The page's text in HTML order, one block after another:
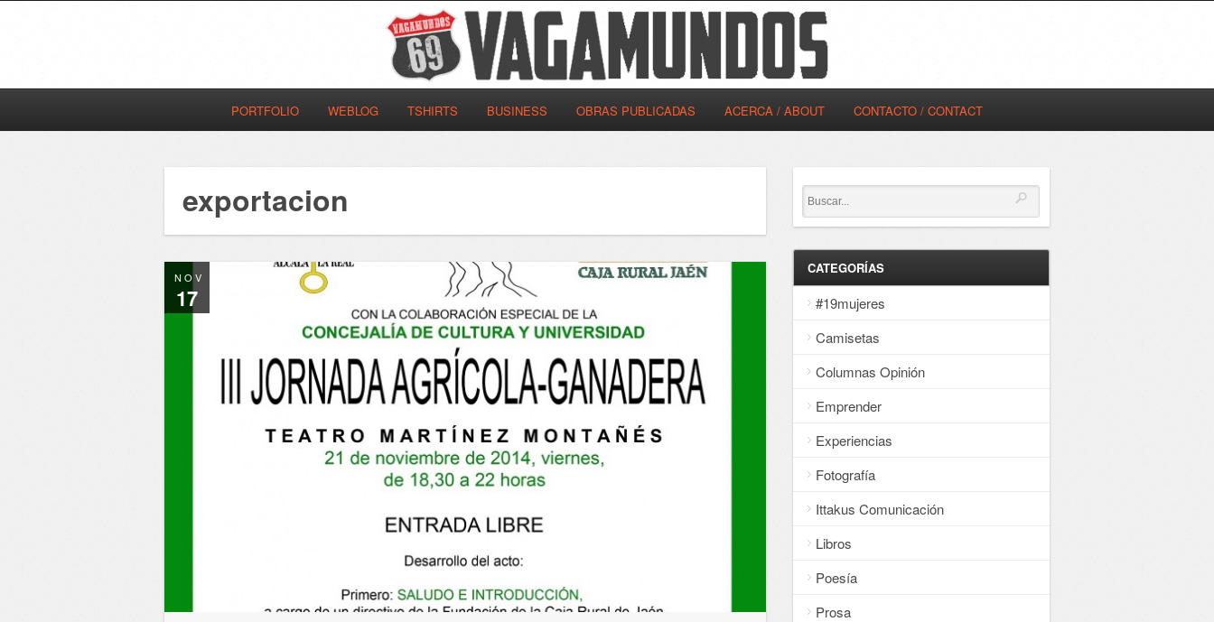
PORTFOLIO WEBLOG TSHIRTS BUSINESS OBRAS PUBLICADAS ACERCA / ABOUT CONTACTO / CONTACT
exportacion
NOV
17
CATEGORÍAS
#19mujeres
Camisetas
Columnas Opinión
Emprender
Experiencias
Fotografía
Ittakus Comunicación
Libros
Poesía
Prosa